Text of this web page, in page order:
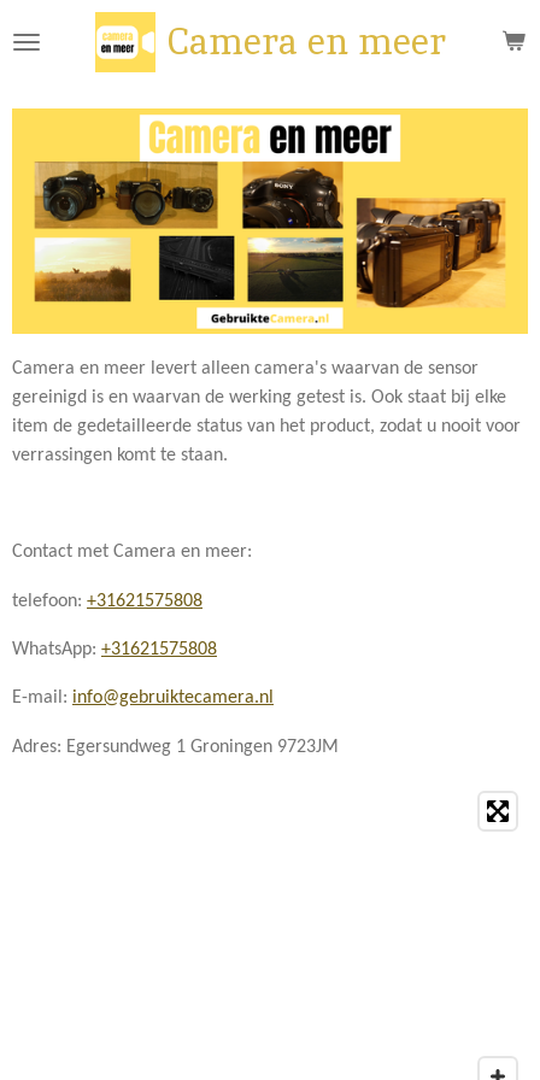
direct
de
Camera en meer
Camera en meer levert alleen camera's waarvan de sensor
gereinigd is en waarvan de werking getest is. Ook staat bij elke
item de gedetailleerde status van het product, zodat u nooit voor
verrassingen komt te staan.
Contact met Camera en meer:
telefoon: +31621575808
WhatsApp: +31621575808
E-mail: info@gebruiktecamera.nl
Adres: Egersundweg 1 Groningen 9723JM